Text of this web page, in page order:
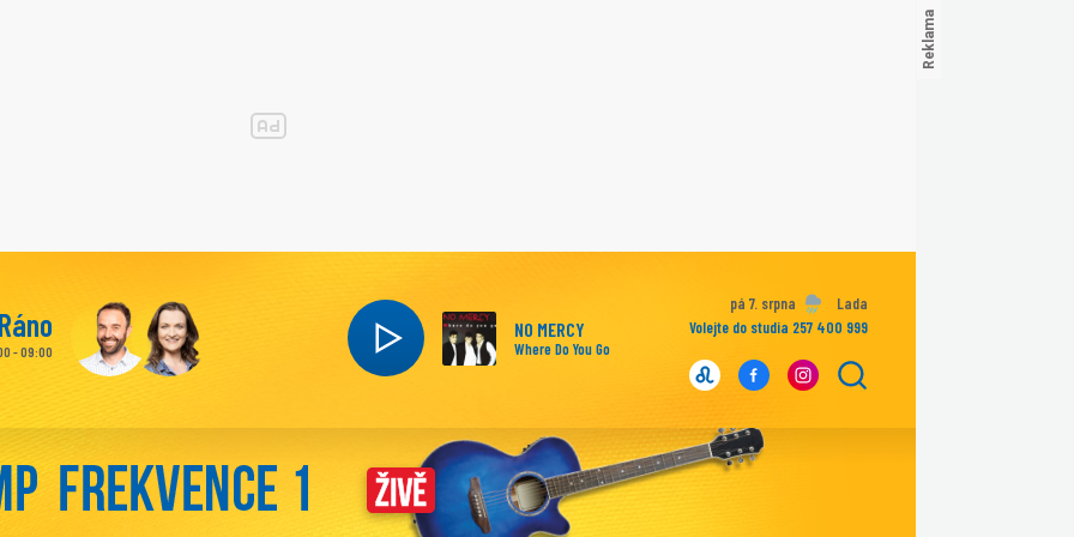
NO MERCY
Where Do You Go
- 09:00
pá 7. srpna
Lada
Volejte do studia 257 400 999